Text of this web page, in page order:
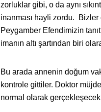
zorluklar gibi, o da aynı
inanması hayli zordu. Bizler
Peygamber Efendimizin
imanın altı şartından biri
Bu arada annenin doğum
kontrole gittiler. Doktor
normal olarak